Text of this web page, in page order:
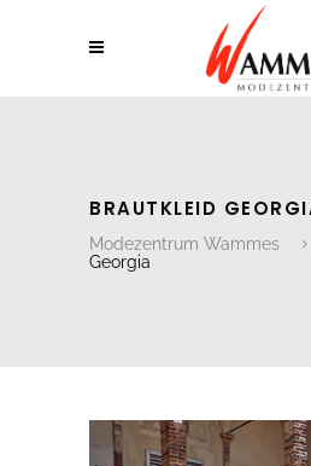
BRAUTKLEID
Modezentrum Wammes
Georgia